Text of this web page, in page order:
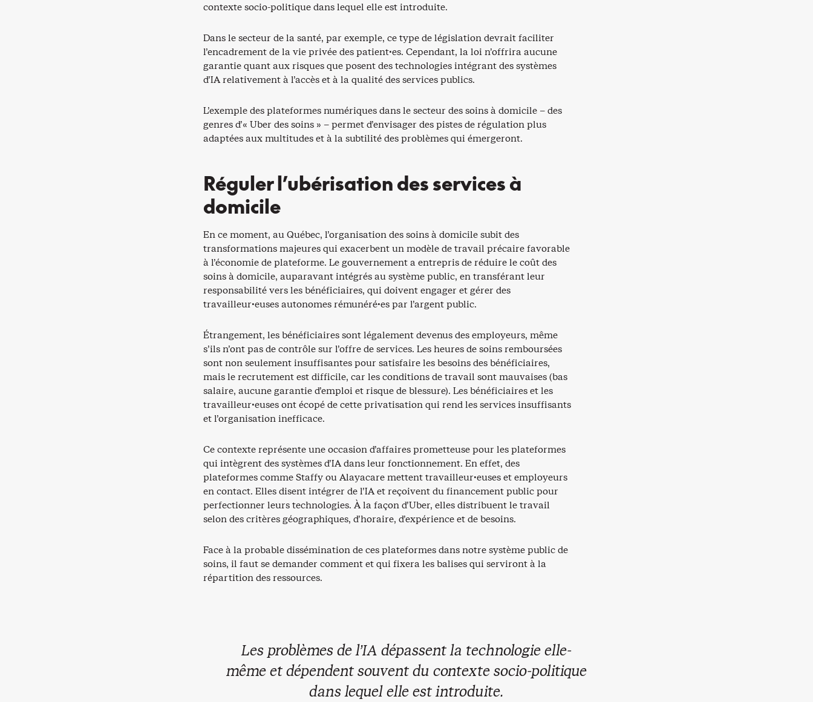
contexte socio-politique dans lequel elle est introduite.
Dans le secteur de la santé, par exemple, ce type de législation devrait faciliter
l’encadrement de la vie privée des patient·es. Cependant, la loi n’offrira aucune
garantie quant aux risques que posent des technologies intégrant des systèmes
d’IA relativement à l’accès et à la qualité des services publics.
L’exemple des plateformes numériques dans le secteur des soins à domicile – des
genres d’« Uber des soins » – permet d’envisager des pistes de régulation plus
adaptées aux multitudes et à la subtilité des problèmes qui émergeront.
Réguler l’ubérisation des services à
domicile
En ce moment, au Québec, l’organisation des soins à domicile subit des
transformations majeures qui exacerbent un modèle de travail précaire favorable
à l’économie de plateforme. Le gouvernement a entrepris de réduire le coût des
soins à domicile, auparavant intégrés au système public, en transférant leur
responsabilité vers les bénéficiaires, qui doivent engager et gérer des
travailleur·euses autonomes rémunéré·es par l’argent public.
Étrangement, les bénéficiaires sont légalement devenus des employeurs, même
s’ils n’ont pas de contrôle sur l’offre de services. Les heures de soins remboursées
sont non seulement insuffisantes pour satisfaire les besoins des bénéficiaires,
mais le recrutement est difficile, car les conditions de travail sont mauvaises (bas
salaire, aucune garantie d’emploi et risque de blessure). Les bénéficiaires et les
travailleur·euses ont écopé de cette privatisation qui rend les services insuffisants
et l’organisation inefficace.
Ce contexte représente une occasion d’affaires prometteuse pour les plateformes
qui intègrent des systèmes d’IA dans leur fonctionnement. En effet, des
plateformes comme Staffy ou Alayacare mettent travailleur·euses et employeurs
en contact. Elles disent intégrer de l’IA et reçoivent du financement public pour
perfectionner leurs technologies. À la façon d’Uber, elles distribuent le travail
selon des critères géographiques, d’horaire, d’expérience et de besoins.
Face à la probable dissémination de ces plateformes dans notre système public de
soins, il faut se demander comment et qui fixera les balises qui serviront à la
répartition des ressources.
Les problèmes de l’IA dépassent la technologie elle-
même et dépendent souvent du contexte socio-politique
dans lequel elle est introduite.